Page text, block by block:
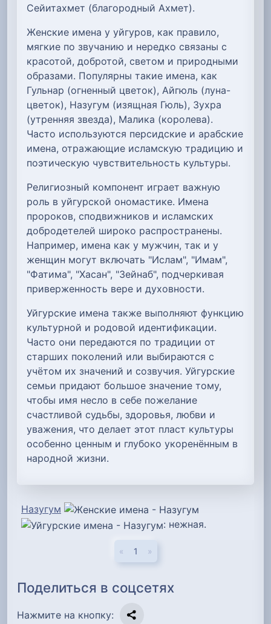
Сейитахмет (благородный Ахмет).
Женские имена у уйгуров, как правило,
мягкие по звучанию и нередко связаны с
красотой, добротой, светом и природными
образами. Популярны такие имена, как
Гульнар (огненный цветок), Айгюль (луна-
цветок), Назугум (изящная Гюль), Зухра
(утренняя звезда), Малика (королева).
Часто используются персидские и арабские
имена, отражающие исламскую традицию и
поэтическую чувствительность культуры.
Религиозный компонент играет важную
роль в уйгурской ономастике. Имена
пророков, сподвижников и исламских
добродетелей широко распространены.
Например, имена как у мужчин, так и у
женщин могут включать "Ислам", "Имам",
"Фатима", "Хасан", "Зейнаб", подчеркивая
приверженность вере и духовности.
Уйгурские имена также выполняют функцию
культурной и родовой идентификации.
Часто они передаются по традиции от
старших поколений или выбираются с
учётом их значений и созвучия. Уйгурские
семьи придают большое значение тому,
чтобы имя несло в себе пожелание
счастливой судьбы, здоровья, любви и
уважения, что делает этот пласт культуры
особенно ценным и глубоко укоренённым в
народной жизни.
Назугум
: нежная.
« 1 »
Поделиться в соцсетях
Нажмите на кнопку: